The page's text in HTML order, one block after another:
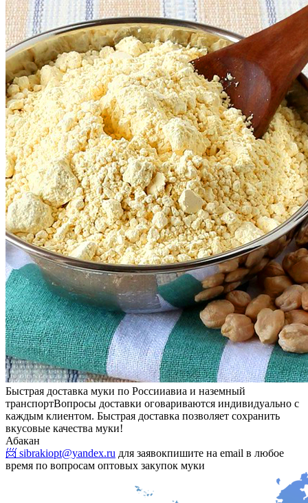
Быстрая доставка муки по Россииавиа и наземный
транспортВопросы доставки оговариваются индивидуально с
каждым клиентом. Быстрая доставка позволяет сохранить
вкусовые качества муки!
Абакан
📨 sibrakiopt@yandex.ru для заявокпишите на email в любое
время по вопросам оптовых закупок муки